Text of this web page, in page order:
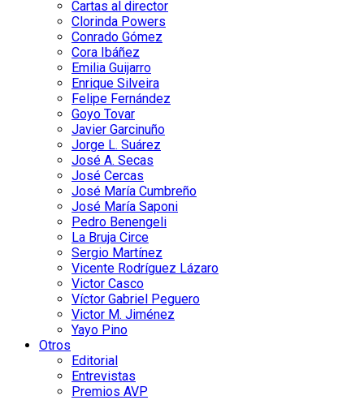
Cartas al director
Clorinda Powers
Conrado Gómez
Cora Ibáñez
Emilia Guijarro
Enrique Silveira
Felipe Fernández
Goyo Tovar
Javier Garcinuño
Jorge L. Suárez
José A. Secas
José Cercas
José María Cumbreño
José María Saponi
Pedro Benengeli
La Bruja Circe
Sergio Martínez
Vicente Rodríguez Lázaro
Victor Casco
Víctor Gabriel Peguero
Victor M. Jiménez
Yayo Pino
Otros
Editorial
Entrevistas
Premios AVP